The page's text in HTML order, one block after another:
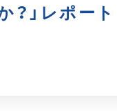
」レポート